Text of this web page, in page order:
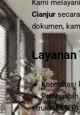
Kami
Cianjursecara
dokumen,
🔸 Konsultasi
🔸
struktur, MEP)